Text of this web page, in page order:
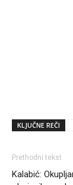
KLJUČNE REČI
Prethodni tekst
Kalabić: